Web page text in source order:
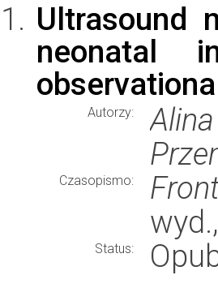
Ultrasound
neonatal
Autorzy:
Czasopismo:
Status: